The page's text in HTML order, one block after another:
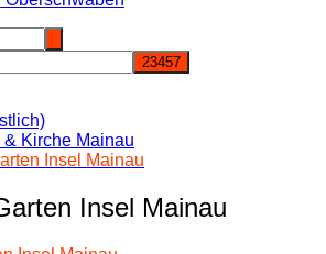
Kirche Mainau
Insel Mainau
Insel Mainau